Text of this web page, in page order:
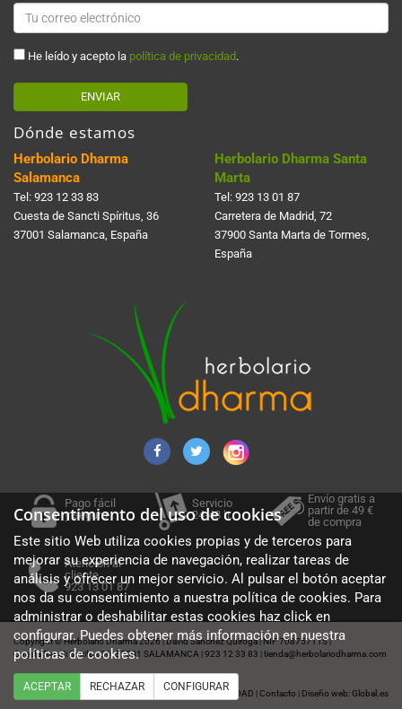
He leído y acepto la política de privacidad .
ENVIAR
Dónde estamos
Herbolario Dharma
Salamanca
Tel: 923 12 33 83
Cuesta de Sancti Spí­ritus, 36
37001 Salamanca, España
Herbolario Dharma Santa
Marta
Tel: 923 13 01 87
Carretera de Madrid, 72
37900 Santa Marta de Tormes,
España
Pago fácil
y seguro
Servicio
24-48 h.
Envío gratis a
partir de 49 €
de compra
Atención al
cliente
923 13 01 87
Copyright © Herbolario Dharma 2026 | David Sánchez Quiroga NIF 70875711S |
Cuesta Sancti Spiritus 36, 37001 SALAMANCA 923 12 33 83 tienda@herbolariodharma.com
Política de cookies Aviso legal POLÍTICA DE PRIVACIDAD Contacto Diseño web: Global.es
Consentimiento del uso de cookies
Este sitio Web utiliza cookies propias y de terceros para
mejorar su experiencia de navegación, realizar tareas de
análisis y ofrecer un mejor servicio. Al pulsar el botón aceptar
nos da su consentimiento a nuestra política de cookies. Para
administrar o deshabilitar estas cookies haz click en
configurar. Puedes obtener más información en nuestra
políticas de cookies.
ACEPTAR RECHAZAR CONFIGURAR